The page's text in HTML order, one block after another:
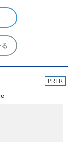
PRTR